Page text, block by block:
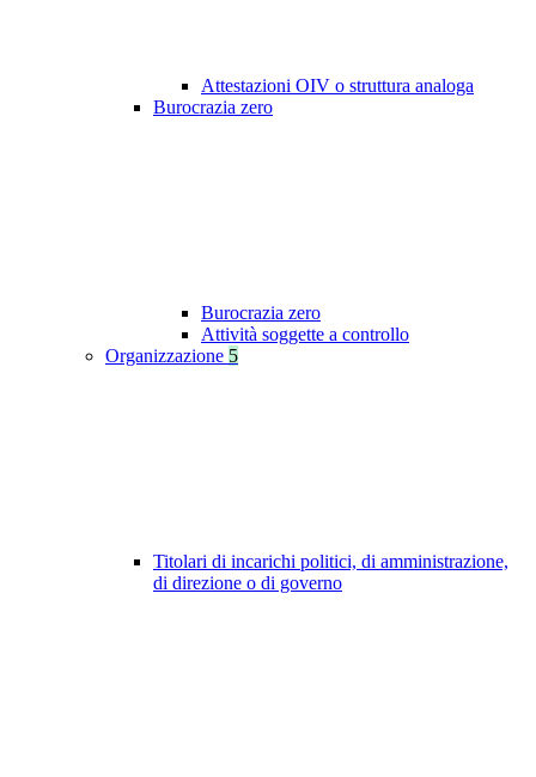
Attestazioni OIV o struttura analoga
Burocrazia zero
Burocrazia zero
Attività soggette a controllo
Organizzazione 5
Titolari di incarichi politici, di amministrazione,
di direzione o di governo